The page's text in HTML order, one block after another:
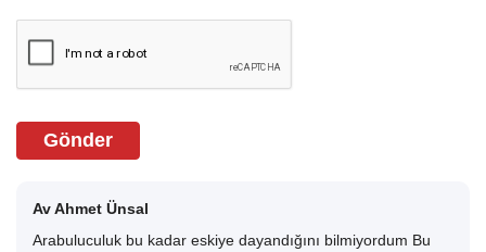
Gönder
Av Ahmet Ünsal
Arabuluculuk bu kadar eskiye dayandığını bilmiyordum Bu